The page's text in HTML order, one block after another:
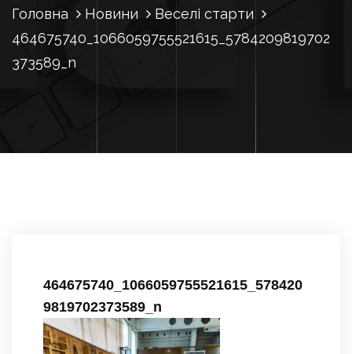
Головна Новини
Веселі старти
464675740_1066059755521615_5784209819702
373589_n
464675740_1066059755521615_578420
9819702373589_n